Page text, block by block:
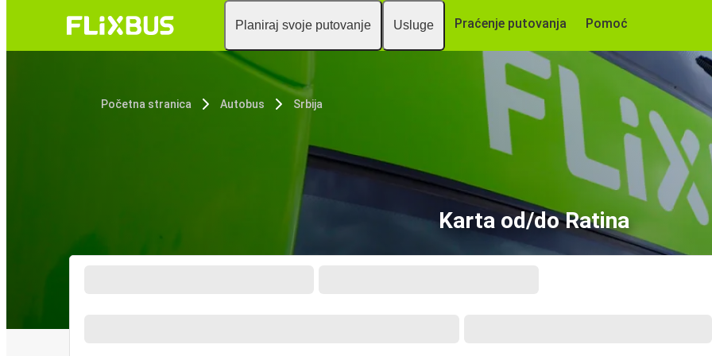
Planiraj svoje putovanje Usluge Praćenje putovanja Pomoć
Početna stranica Autobus Srbija
Karta od/do Ratina